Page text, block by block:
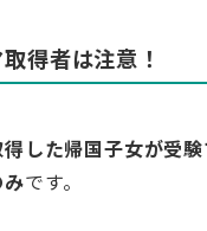
得者は注意！
した帰国子女が受
です。